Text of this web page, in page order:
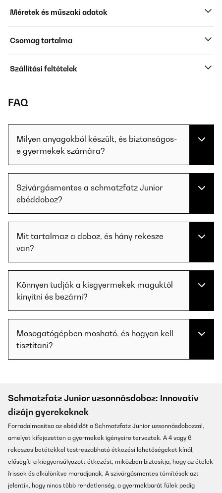
Méretek és műszaki adatok
Csomag tartalma
Szállítási feltételek
FAQ
Milyen anyagokból készült, és biztonságos-
e gyermekek számára?
Szivárgásmentes a schmatzfatz Junior
ebéddoboz?
Mit tartalmaz a doboz, és hány rekesze
van?
Könnyen tudják a kisgyermekek maguktól
kinyitni és bezárni?
Mosogatógépben mosható, és hogyan kell
tisztítani?
Schmatzfatz Junior uzsonnásdoboz: Innovatív
dizájn gyerekeknek
Forradalmasítsa az ebédidőt a Schmatzfatz Junior uzsonnásdobozzal,
amelyet kifejezetten a gyermekek igényeire terveztek. A 4 vagy 6
rekeszes betétekkel testreszabható étkezési lehetőségeket kínál,
elősegíti a kiegyensúlyozott étkezést, miközben biztosítja, hogy az ételek
frissek és elkülönítve maradjanak. A szivárgásmentes tömítések azt
jelentik, hogy nincs több rendetlenség, a gyermekbarát fülek pedig